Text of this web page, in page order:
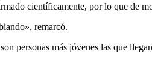
científicamente, por lo que de
remarcó.
personas más jóvenes las que